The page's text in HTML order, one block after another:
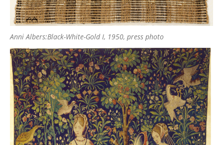
Anni Albers:Black-White-Gold I, 1950, press photo